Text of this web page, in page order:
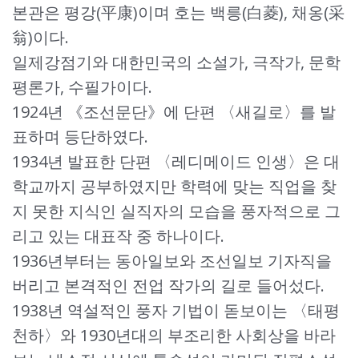
본관은 평강(平康)이며 호는 백릉(白菱), 채옹(采
翁)이다.
일제강점기와 대한민국의 소설가, 극작가, 문학
평론가, 수필가이다.
1924년 《조선문단》에 단편 〈새길로〉를 발
표하며 등단하였다.
1934년 발표한 단편 〈레디메이드 인생〉은 대
학교까지 공부하였지만 학력에 맞는 직업을 찾
지 못한 지식인 실직자의 모습을 풍자적으로 그
리고 있는 대표작 중 하나이다.
1936년부터는 동아일보와 조선일보 기자직을
버리고 본격적인 전업 작가의 길로 들어섰다.
1938년 역설적인 풍자 기법이 돋보이는 〈태평
천하〉와 1930년대의 부조리한 사회상을 바라